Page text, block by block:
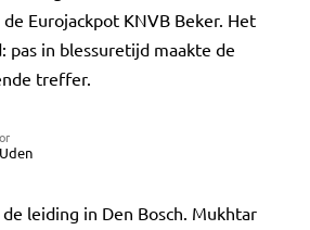
Eurojackpot KNVB Beker. Het
pas in blessuretijd maakte de
treffer.
leiding in Den Bosch. Mukhtar